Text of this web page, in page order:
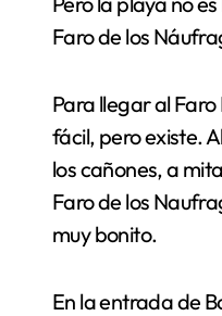
Faro de los
Para llegar al
fácil, pero existe.
los cañones, a
Faro de los
muy bonito.
En la entrada de